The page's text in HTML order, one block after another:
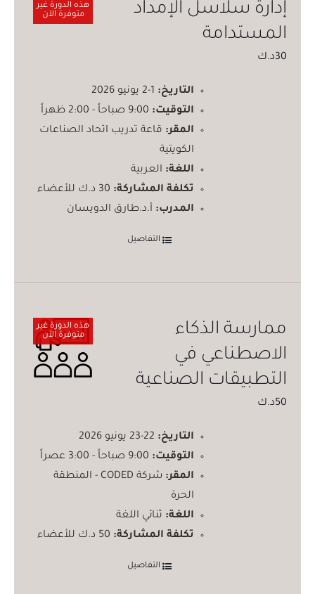
هذه الدورة غير
متوفرة الآن
إدارة سلاسل الإمداد
المستدامة
30د.ك
التاريخ:
التوقيت:
المقر: قاعة تدريب اتحاد الصناعات
الكويتية
اللغة: العربية
تكلفة المشاركة:
المدرب: أ.د.طارق الدويسان
التفاصيل
هذه الدورة غير
متوفرة الآن
ممارسة الذكاء
الاصطناعي في
التطبيقات الصناعية
50د.ك
التاريخ:
التوقيت:
المقر:
شركة CODED - المنطقة
الحرة
اللغة: ثنائي اللغة
تكلفة المشاركة:
التفاصيل